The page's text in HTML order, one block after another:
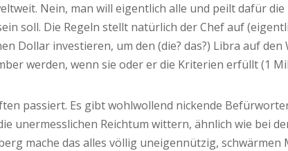
Nein, man will eigentlich alle und peilt dafür
soll. Die Regeln stellt natürlich der Chef auf
Dollar investieren, um den (die? das?) Libra auf
werden, wenn sie oder er die Kriterien erfüllt (1
passiert. Es gibt wohlwollend nickende
unermesslichen Reichtum wittern, ähnlich wie bei
mache das alles völlig uneigennützig,